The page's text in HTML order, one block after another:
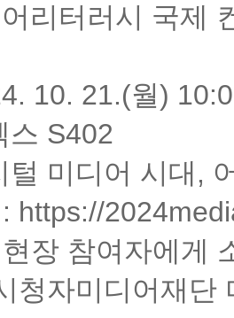
리터러시 국제
10. 21.(월)
스 S402
털 미디어 시대,
https://
장 참여자에게
청자미디어재